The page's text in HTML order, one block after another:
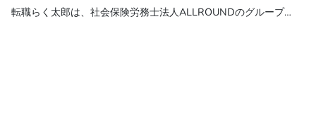
転職らく太郎は、社会保険労務士法人ALLROUNDのグループ…